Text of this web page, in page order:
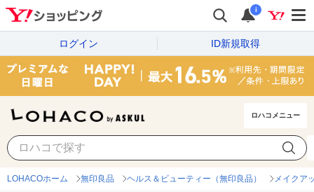
i
ログイン ID新規取得
ロハコメニュー
LOHACOホーム 無印良品 ヘルス＆ビューティー（無印良品） メイクア